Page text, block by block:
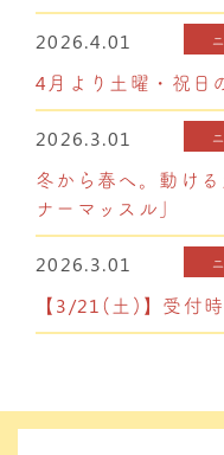
2026.4.01
4月より土曜・祝日
2026.3.01
冬から春へ。動け
ナーマッスル」
2026.3.01
【3/21(土)】受付